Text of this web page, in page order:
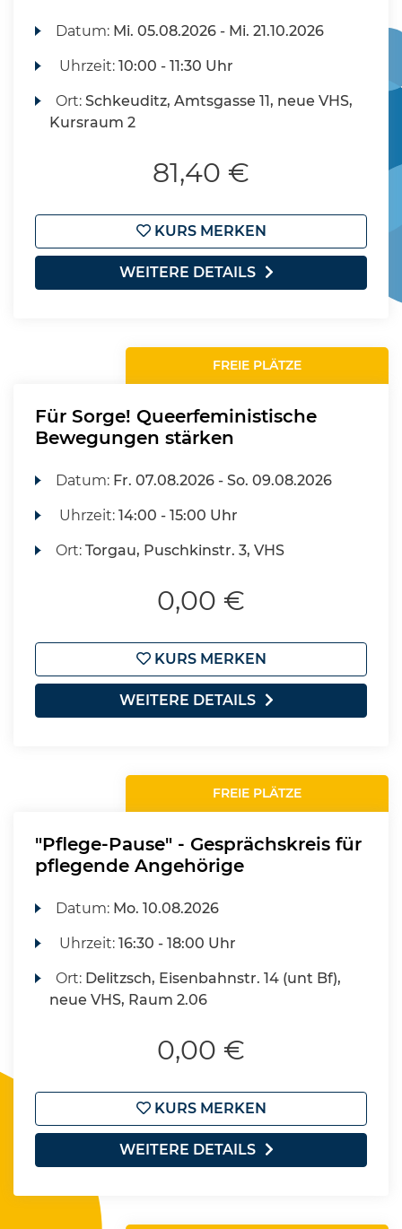
Datum: Mi. 05.08.2026 - Mi. 21.10.2026
Uhrzeit:10:00 - 11:30 Uhr
Ort:Schkeuditz, Amtsgasse 11, neue VHS,
Kursraum 2
81,40 €
KURS MERKEN
WEITERE DETAILS
FREIE PLÄTZE
Für Sorge! Queerfeministische
Bewegungen stärken
Datum: Fr. 07.08.2026 -So. 09.08.2026
Uhrzeit:14:00 - 15:00 Uhr
Ort:Torgau, Puschkinstr. 3, VHS
0,00 €
KURS MERKEN
WEITERE DETAILS
FREIE PLÄTZE
"Pflege-Pause" - Gesprächskreis für
pflegende Angehörige
Datum: Mo. 10.08.2026
Uhrzeit:16:30 - 18:00 Uhr
Ort: Delitzsch, Eisenbahnstr. 14 (unt Bf),
neue VHS, Raum 2.06
0,00 €
KURS MERKEN
WEITERE DETAILS